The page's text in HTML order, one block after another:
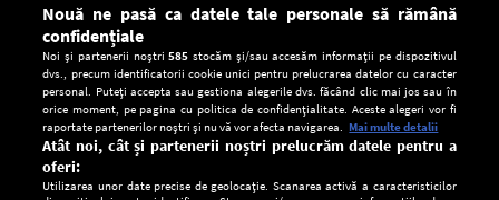
Descarcă gratuit aplicaţia Europa FM pentru smartphone:
Nouă ne pasă ca datele tale personale să rămână
confidențiale
Noi și partenerii noștri585 stocăm și/sau accesăm informații pe dispozitivul
dvs., precum identificatorii cookie unici pentru prelucrarea datelor cu caracter
personal. Puteți accepta sau gestiona alegerile dvs. făcând clic mai jos sau în
orice moment, pe pagina cu politica de confidențialitate. Aceste alegeri vor fi
raportate partenerilor noștri și nu vă vor afecta navigarea. Mai multe detalii
Atât noi, cât și partenerii noștri prelucrăm datele pentru a
oferi:
Utilizarea unor date precise de geolocație. Scanarea activă a caracteristicilor